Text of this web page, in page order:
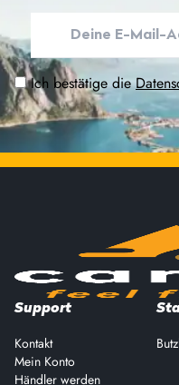
Ich bestätige die
Support
Kontakt
Mein Konto
Händler werden